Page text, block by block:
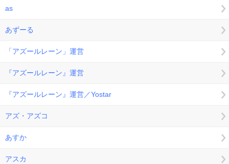
as
あずーる
「アズールレーン」運営
『アズールレーン』運営
『アズールレーン』運営／Yostar
アズ・アズコ
あすか
アスカ